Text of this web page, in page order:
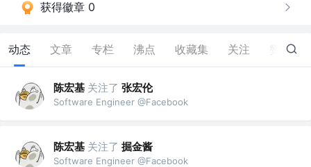
获得徽章 0
动态 文章 专栏 沸点 收藏集 关注 1
陈宏基 关注了 张宏伦
Software Engineer @Facebook
陈宏基 关注了 掘金酱
Software Engineer @Facebook